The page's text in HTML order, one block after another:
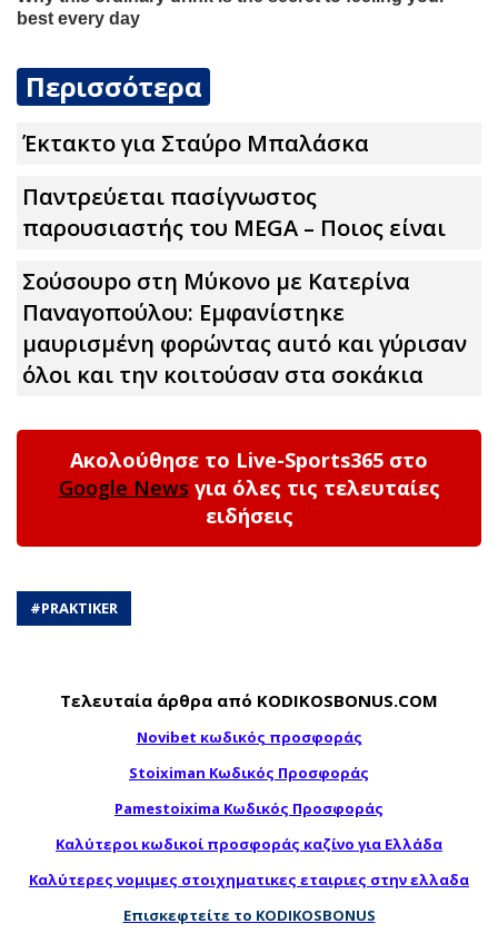
Περισσότερα
Έκτακτο για Σταύρο Μπαλάσκα
Παντρεύεται πασίγνωστος
παρουσιαστής του MEGA – Ποιος είναι
Σούσουpο στη Μύκονο με Κατερίνα
Παναγοπούλου: Εμφανίστηκε
μαυρισμένη φορώντας αuτό και γύρισαν
όλοι και την κοιτούσαν στα σοκάκια
Ακολούθησε το Live-Sports365 στο
Google News για όλες τις τελευταίες
ειδήσεις
#PRAKTIKER
Τελευταία άρθρα από KODIKOSBONUS.COM
Novibet κωδικός προσφοράς
Stoiximan Κωδικός Προσφοράς
Pamestoixima Κωδικός Προσφοράς
Καλύτεροι κωδικοί προσφοράς καζίνο για Ελλάδα
Καλύτερες νομιμες στοιχηματικες εταιριες στην ελλαδα
Επισκεφτείτε το KODIKOSBONUS